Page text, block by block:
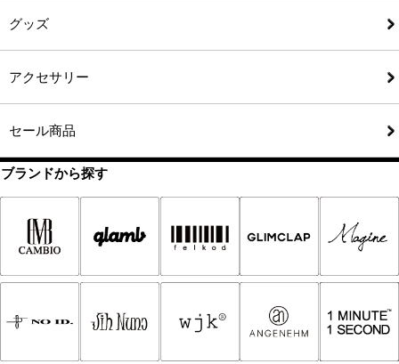
グッズ
アクセサリー
セール商品
ブランドから探す